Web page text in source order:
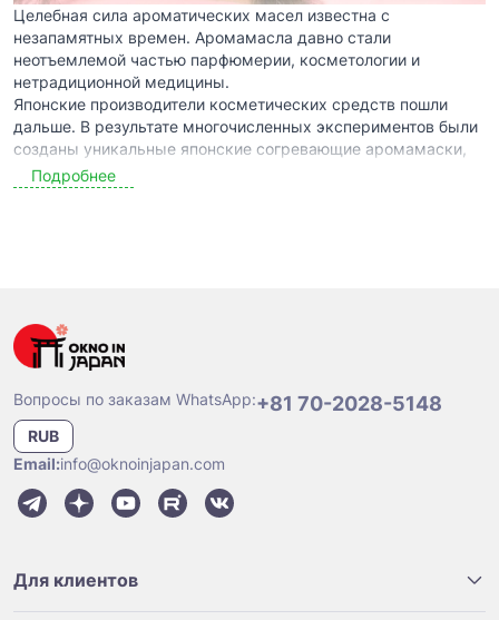
Целебная сила ароматических масел известна с
незапамятных времен. Аромамасла давно стали
неотъемлемой частью парфюмерии, косметологии и
нетрадиционной медицины.
Японские производители косметических средств пошли
дальше. В результате многочисленных экспериментов были
созданы уникальные японские согревающие аромамаски,
сочетающие ароматерапию и эффект SPA. Чтобы приступить
к полезной и приятной процедуре, достаточно просто
по доступной цене и с международной доставкой вы
можете в интернет-магазине OknoinJapan.
Тонкости использования согревающей аромамаски для
лица и глаз из Японии
Чтобы применение
использовать, для чего
Подробнее
Вопросы по заказам WhatsApp:+81 70-2028-5148
RUB
Email:info@oknoinjapan.com
Для клиентов